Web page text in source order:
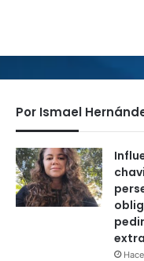
Por Ismael